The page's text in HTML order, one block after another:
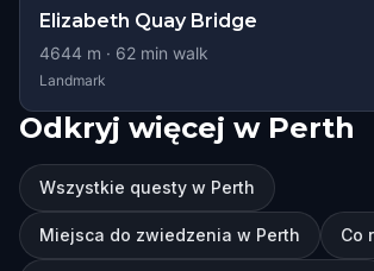
Elizabeth Quay Bridge
4644 m · 62 min walk
Landmark
Odkryj więcej w Perth
Wszystkie questy w Perth
Miejsca do zwiedzenia w Perth Co